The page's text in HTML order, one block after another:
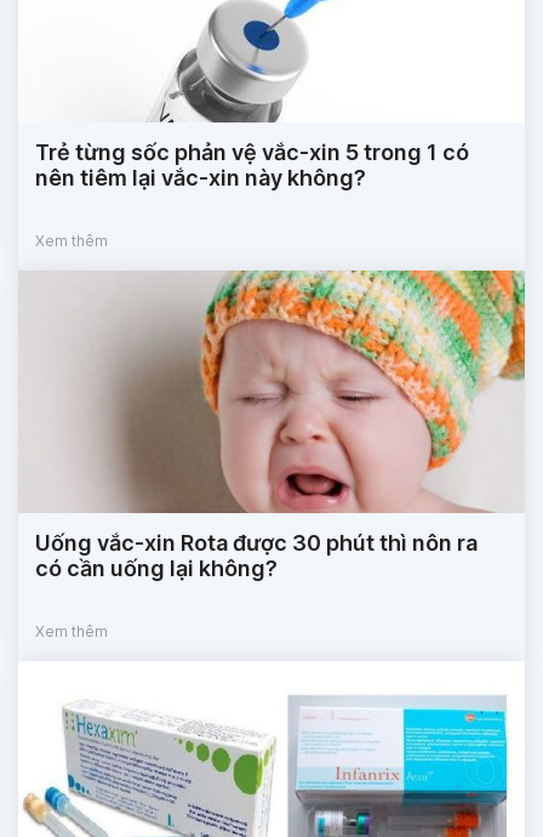
Trẻ từng sốc phản vệ vắc-xin 5 trong 1 có
nên tiêm lại vắc-xin này không?
Xem thêm
Uống vắc-xin Rota được 30 phút thì nôn ra
có cần uống lại không?
Xem thêm